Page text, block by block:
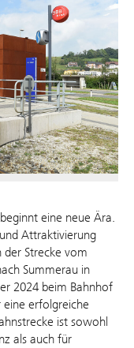
eine neue Ära.
Attraktivierung
der Strecke vom
Summerau in
2024 beim Bahnhof
eine erfolgreiche
ist sowohl
als auch für